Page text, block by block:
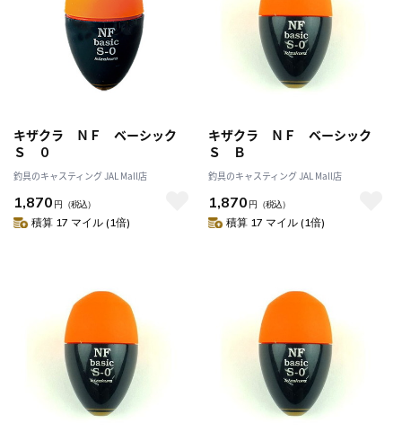
キザクラ ＮＦ ベーシック
Ｓ ０
釣具のキャスティング JAL Mall店
1,870 円 （税込）
積算 17 マイル (1倍)
キザクラ ＮＦ ベーシック
Ｓ Ｂ
釣具のキャスティング JAL Mall店
1,870 円 （税込）
積算 17 マイル (1倍)